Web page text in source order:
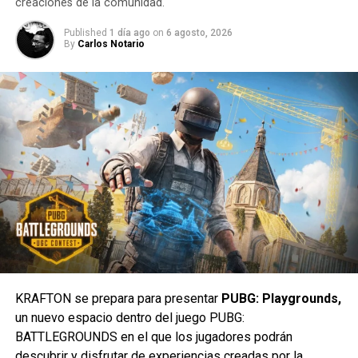
Con esta nueva edición, Minecraft y Xbox México
creaciones de la comunidad.
Published 1 día ago on 6 agosto, 2026
By Carlos Notario
KRAFTON se prepara para presentarPUBG: Playgrounds,
un nuevo espacio dentro del juego PUBG:
BATTLEGROUNDS en el que los jugadores podrán